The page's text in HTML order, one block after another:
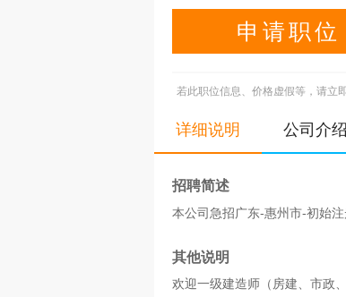
申请职位
若此职位信息、价格虚假等，请立
详细说明 公司介绍
招聘简述
本公司急招广东-惠州市-初始
其他说明
欢迎一级建造师（房建、市政